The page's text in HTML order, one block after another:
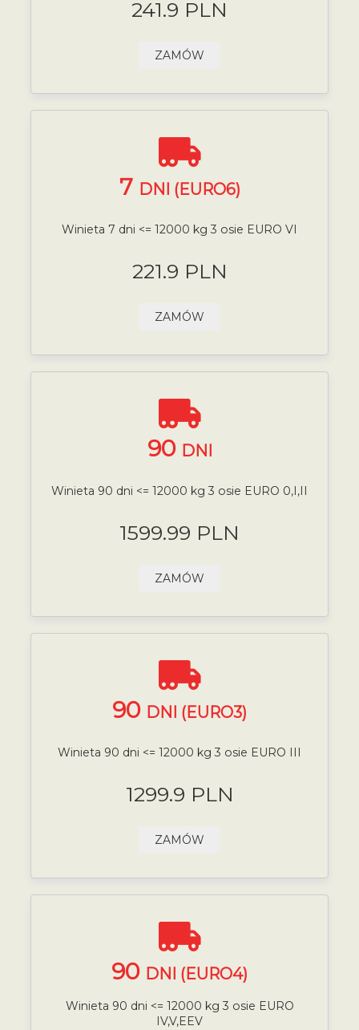
241.9 PLN
ZAMÓW
7 DNI (EURO6)
Winieta 7 dni <= 12000 kg 3 osie EURO VI
221.9 PLN
ZAMÓW
90 DNI
Winieta 90 dni <= 12000 kg 3 osie EURO 0,I,II
1599.99 PLN
ZAMÓW
90 DNI (EURO3)
Winieta 90 dni <= 12000 kg 3 osie EURO III
1299.9 PLN
ZAMÓW
90 DNI (EURO4)
Winieta 90 dni <= 12000 kg 3 osie EURO
IV,V,EEV